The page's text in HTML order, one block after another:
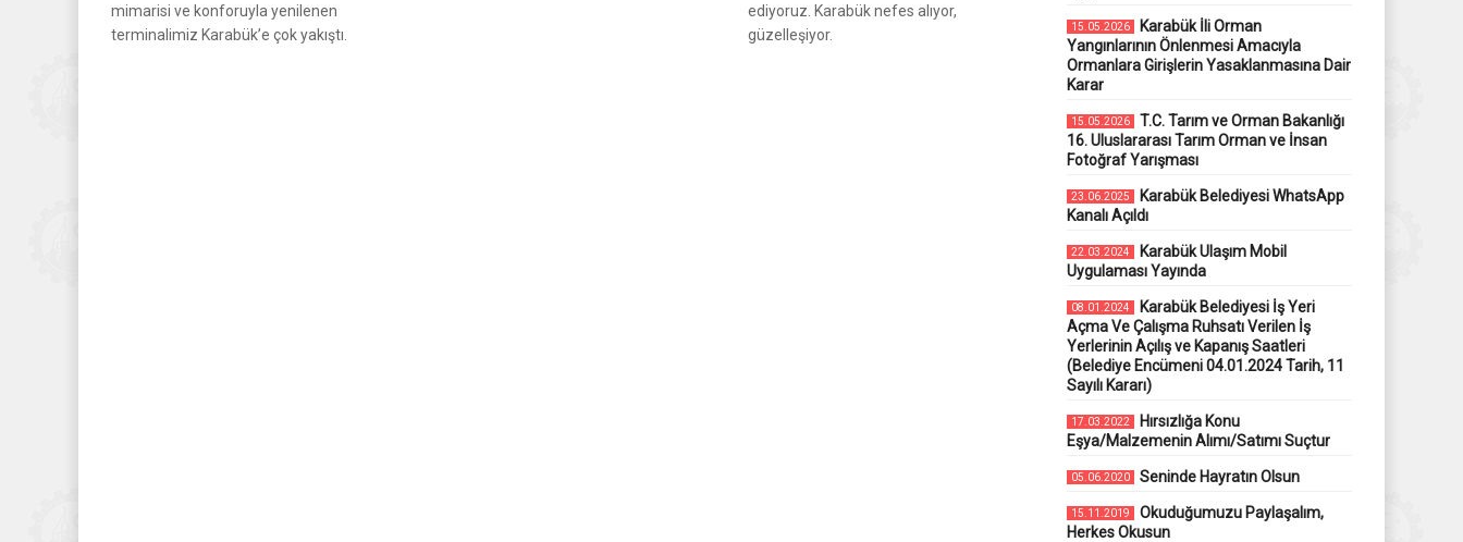
mimarisi ve konforuyla yenilenen
terminalimiz Karabük’e çok yakıştı.
ediyoruz. Karabük nefes alıyor,
güzelleşiyor.
15.05.2026
Karabük İli Orman
Yangınlarının Önlenmesi Amacıyla
Ormanlara Girişlerin Yasaklanmasına Dair
Karar
15.05.2026
T.C. Tarım ve Orman Bakanlığı
16. Uluslararası Tarım Orman ve İnsan
Fotoğraf Yarışması
23.06.2025
Karabük Belediyesi WhatsApp
Kanalı Açıldı
22.03.2024
Karabük Ulaşım Mobil
Uygulaması Yayında
08.01.2024
Karabük Belediyesi İş Yeri
Açma Ve Çalışma Ruhsatı Verilen İş
Yerlerinin Açılış ve Kapanış Saatleri
(Belediye Encümeni 04.01.2024 Tarih, 11
Sayılı Kararı)
17.03.2022
Hırsızlığa Konu
Eşya/Malzemenin Alımı/Satımı Suçtur
05.06.2020 Seninde Hayratın Olsun
15.11.2019
Okuduğumuzu Paylaşalım,
Herkes Okusun